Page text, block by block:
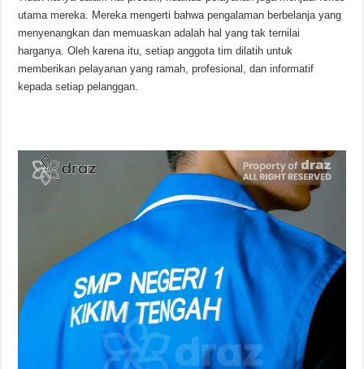
utama mereka. Mereka mengerti bahwa pengalaman berbelanja yang
menyenangkan dan memuaskan adalah hal yang tak ternilai
harganya. Oleh karena itu, setiap anggota tim dilatih untuk
memberikan pelayanan yang ramah, profesional, dan informatif
kepada setiap pelanggan.